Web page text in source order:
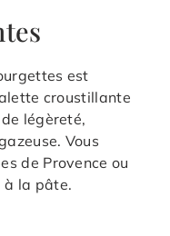
est
croustillante
légèreté,
Vous
de Provence ou
à la pâte.